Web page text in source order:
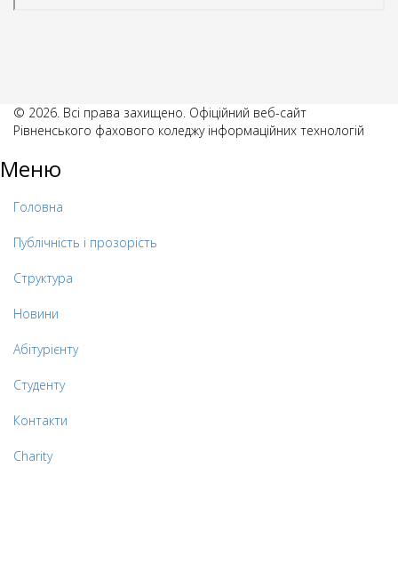
© 2026. Всі права захищено. Офіційний веб-сайт
Рівненського фахового коледжу інформаційних технологій
Меню
Головна
Публічність і прозорість
Структура
Новини
Абітурієнту
Студенту
Контакти
Charity